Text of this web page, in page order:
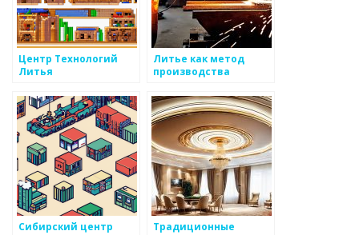
Центр Технологий
Литья
Литье как метод
производства
Сибирский центр
Традиционные